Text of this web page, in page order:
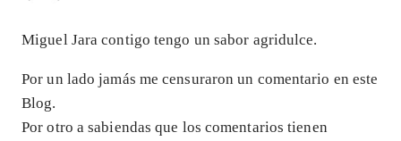
Miguel Jara contigo tengo un sabor agridulce.
Por un lado jamás me censuraron un comentario en este
Blog.
Por otro a sabiendas que los comentarios tienen